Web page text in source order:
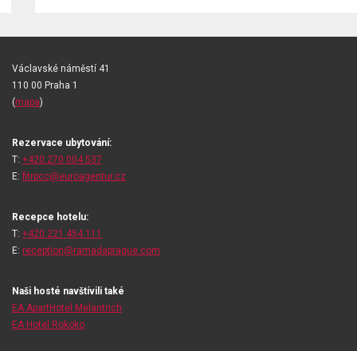
Václavské náměstí 41
110 00 Praha 1
(mapa)
Rezervace ubytování:
T: +420 270 004 537
E: fitrpcc@euroagentur.cz
Recepce hotelu:
T: +420 221 454 111
E: reception@ramadaprague.com
Naši hosté navštívili také
EA ApartHotel Melantrich
EA Hotel Rokoko